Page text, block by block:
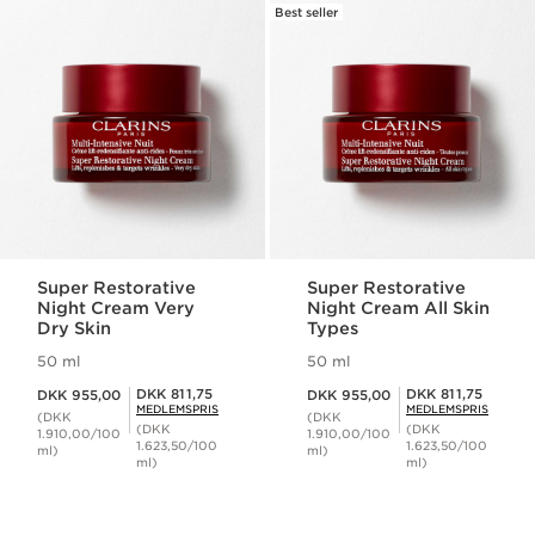
Super Restorative
Night Cream Very
Dry Skin
50 ml
DKK 955,00
(DKK
1.910,00/100
ml)
Medlemspris DKK 811,75
DKK 811,75
MEDLEMSPRIS
(DKK
1.623,50/100
ml)
Best seller
Super Restorative
Night Cream All Skin
Types
50 ml
DKK 955,00
(DKK
1.910,00/100
ml)
Medlemspris DKK 811,75
DKK 811,75
MEDLEMSPRIS
(DKK
1.623,50/100
ml)